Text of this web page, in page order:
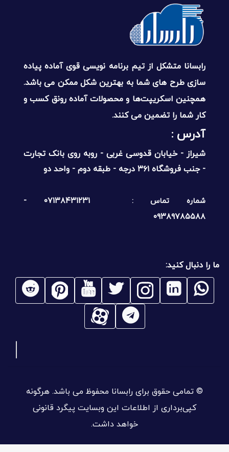
رابسانا متشکل از تیم برنامه نویسی قوی آماده پیاده
سازی طرح های شما به بهترین شکل ممکن می باشد.
همچنین اسکریپت‌ها و محصولات آماده رونق کسب و
کار شما را تضمین می کنند.
آدرس :‌
شیراز - خیابان قدوسی غربی - روبه روی بانک تجارت
- جنب فروشگاه ۳۶۱ درجه - طبقه دوم - واحد دو
شماره تماس :
۰۷۱۳۸۴۳۱۲۳۱ -
۰۹۳۸۹۷۸۵۵۸۸
ما را دنبال کنید:
© تمامی حقوق برای رابسانا محفوظ می باشد. هرگونه
کپی‌برداری از اطلاعات این وبسایت پیگرد قانونی
خواهد داشت.